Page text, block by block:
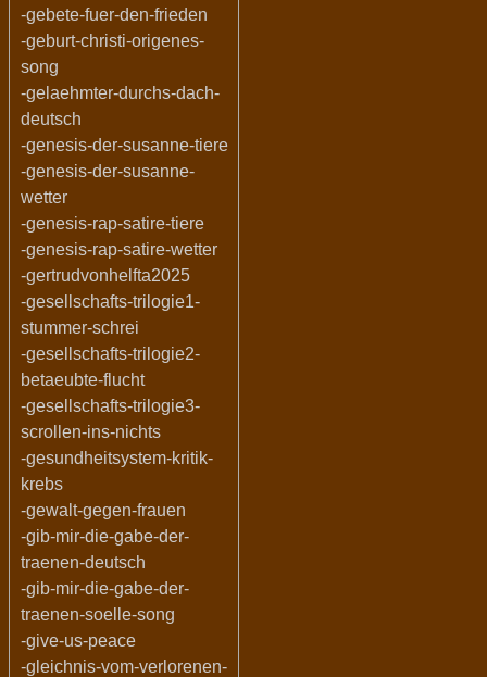
-gebete-fuer-den-frieden
-geburt-christi-origenes-
song
-gelaehmter-durchs-dach-
deutsch
-genesis-der-susanne-tiere
-genesis-der-susanne-
wetter
-genesis-rap-satire-tiere
-genesis-rap-satire-wetter
-gertrudvonhelfta2025
-gesellschafts-trilogie1-
stummer-schrei
-gesellschafts-trilogie2-
betaeubte-flucht
-gesellschafts-trilogie3-
scrollen-ins-nichts
-gesundheitsystem-kritik-
krebs
-gewalt-gegen-frauen
-gib-mir-die-gabe-der-
traenen-deutsch
-gib-mir-die-gabe-der-
traenen-soelle-song
-give-us-peace
-gleichnis-vom-verlorenen-